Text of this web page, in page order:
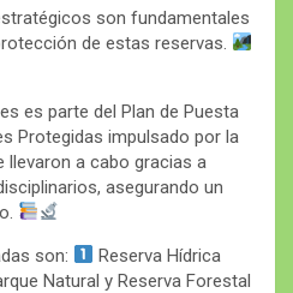
son fundamentales
de estas reservas.
es parte del Plan de Puesta
Protegidas impulsado por la
llevaron a cabo gracias a
asegurando un
son:
Reserva Hídrica
Natural y Reserva Forestal